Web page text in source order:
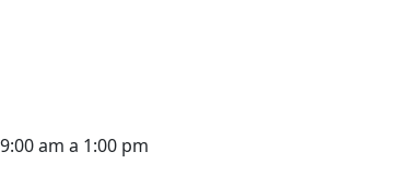
am a 1:00 pm